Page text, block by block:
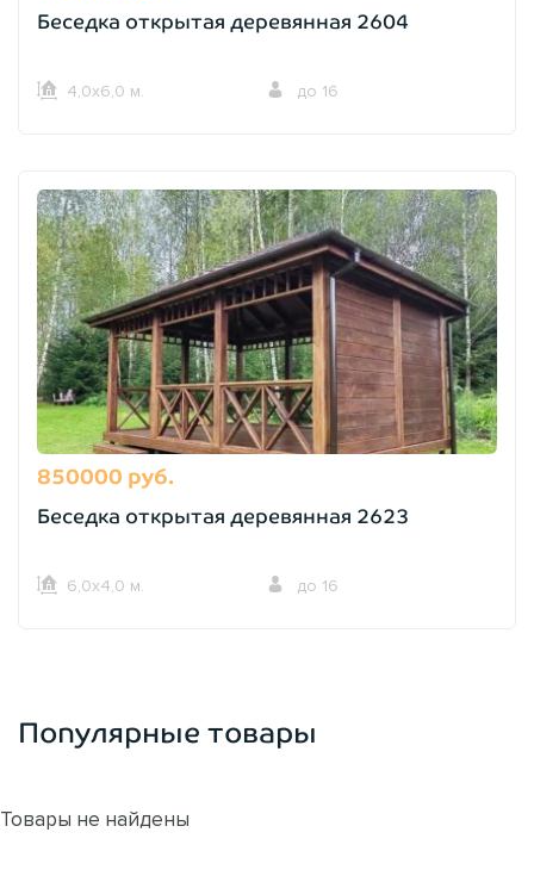
Беседка открытая деревянная 2604
4,0х6,0 м. до 16
850000 руб.
Беседка открытая деревянная 2623
6,0х4,0 м. до 16
Популярные товары
Товары не найдены